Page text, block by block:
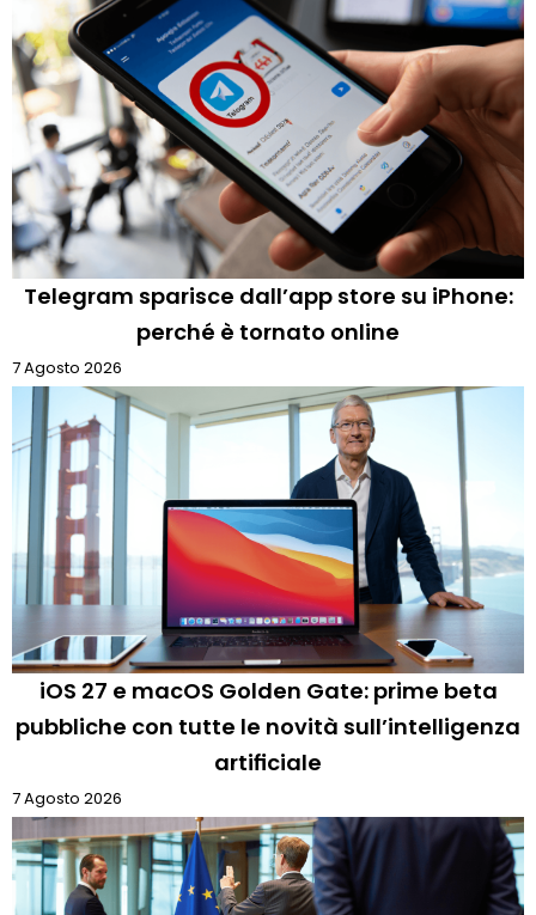
Telegram sparisce dall’app store su iPhone:
perché è tornato online
7 Agosto 2026
iOS 27 e macOS Golden Gate: prime beta
pubbliche con tutte le novità sull’intelligenza
artificiale
7 Agosto 2026